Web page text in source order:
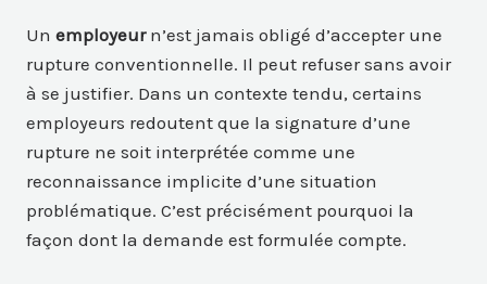
Unemployeurn’est jamais obligé d’accepter une
rupture conventionnelle. Il peut refuser sans avoir
à se justifier. Dans un contexte tendu, certains
employeurs redoutent que la signature d’une
rupture ne soit interprétée comme une
reconnaissance implicite d’une situation
problématique. C’est précisément pourquoi la
façon dont la demande est formulée compte.